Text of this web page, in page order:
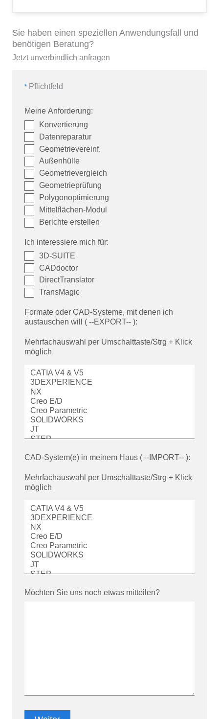
Sie haben einen speziellen Anwendungsfall und
benötigen Beratung?
Jetzt unverbindlich anfragen
* Pflichtfeld
Meine Anforderung:
Konvertierung
Datenreparatur
Geometrie­verein­f.
Außenhülle
Geometrie­ver­gleich
Geometrie­prüf­ung
Polygon­opti­mier­ung
Mittelflächen-Modul
Berichte erstellen
Ich interessiere mich für:
3D-SUITE
CADdoctor
DirectTranslator
TransMagic
Formate oder CAD-Systeme, mit denen ich
austauschen will ( --EXPORT-- ):
Mehrfachauswahl per Umschalttaste/Strg + Klick
möglich
CAD-System(e) in meinem Haus ( --IMPORT-- ):
Mehrfachauswahl per Umschalttaste/Strg + Klick
möglich
Möchten Sie uns noch etwas mitteilen?